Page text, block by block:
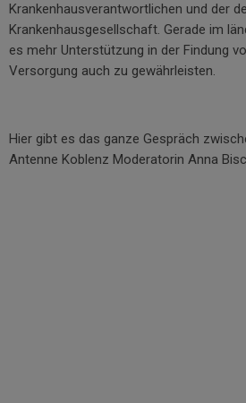
Krankenhausverantwortlichen und der
Krankenhausgesellschaft. Gerade im
es mehr Unterstützung in der Findung
Versorgung auch zu gewährleisten.
Hier gibt es das ganze Gespräch
Antenne Koblenz Moderatorin Anna